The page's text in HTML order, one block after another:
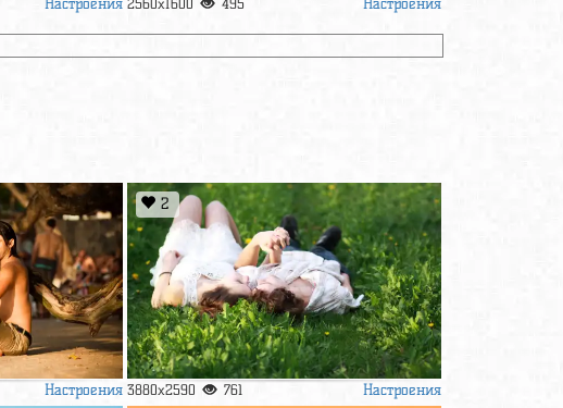
2560x1600 495
Настроения
2
3880x2590 761
Настроения